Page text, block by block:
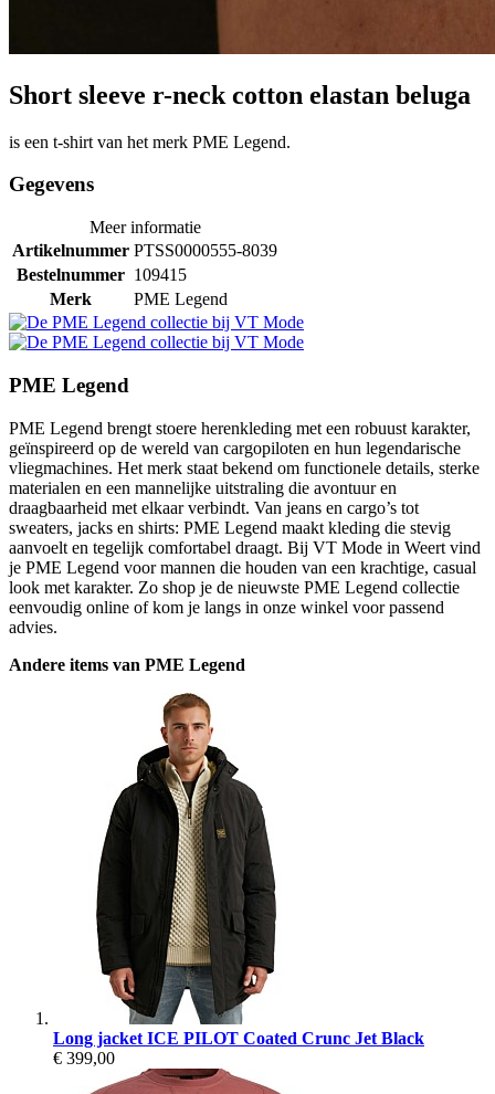
Short sleeve r-neck cotton elastan beluga
is een t-shirt van het merk PME Legend.
Gegevens
Meer informatie
Artikelnummer PTSS0000555-8039
Bestelnummer 109415
Merk
PME Legend
PME Legend
PME Legend brengt stoere herenkleding met een robuust karakter,
geïnspireerd op de wereld van cargopiloten en hun legendarische
vliegmachines. Het merk staat bekend om functionele details, sterke
materialen en een mannelijke uitstraling die avontuur en
draagbaarheid met elkaar verbindt. Van jeans en cargo’s tot
sweaters, jacks en shirts: PME Legend maakt kleding die stevig
aanvoelt en tegelijk comfortabel draagt. Bij VT Mode in Weert vind
je PME Legend voor mannen die houden van een krachtige, casual
look met karakter. Zo shop je de nieuwste PME Legend collectie
eenvoudig online of kom je langs in onze winkel voor passend
advies.
Andere items van PME Legend
Long jacket ICE PILOT Coated Crunc Jet Black
€ 399,00